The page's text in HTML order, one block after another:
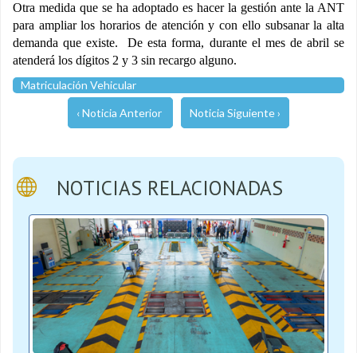
Otra medida que se ha adoptado es hacer la gestión ante la ANT
para ampliar los horarios de atención y con ello subsanar la alta
demanda que existe. De esta forma, durante el mes de abril se
atenderá los dígitos 2 y 3 sin recargo alguno.
Matriculación Vehicular
‹ Noticia Anterior Noticia Siguiente ›
NOTICIAS RELACIONADAS